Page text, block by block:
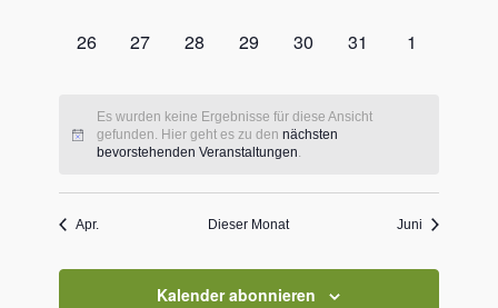
0
26
0
27
0
28
0
29
0
30
0
31
0
1
Es wurden keine Ergebnisse für diese Ansicht
gefunden. Hier geht es zu dennächsten
bevorstehenden Veranstaltungen.
Apr. Dieser Monat Juni
Kalender abonnieren